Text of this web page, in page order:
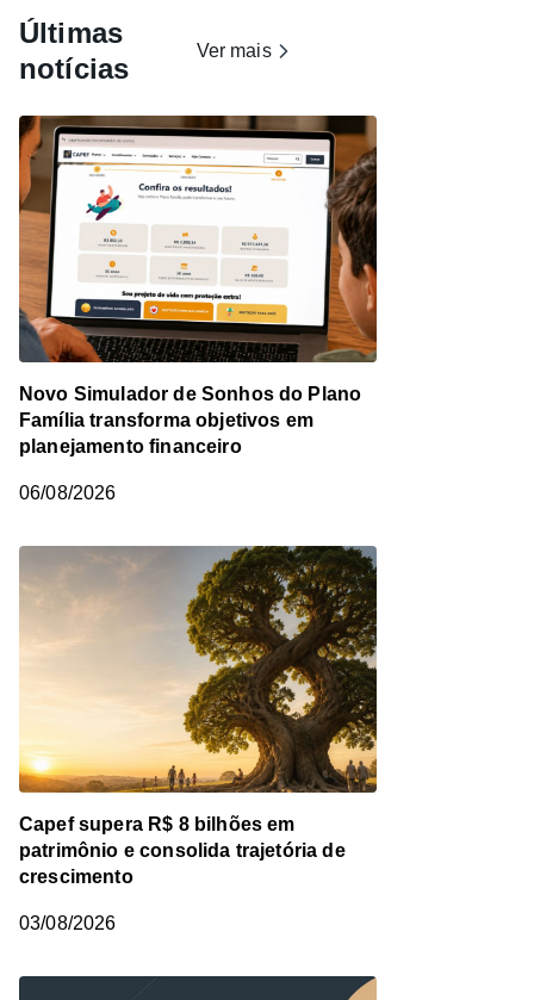
Últimas
notícias
Ver mais
Novo Simulador de Sonhos do Plano
Família transforma objetivos em
planejamento financeiro
06/08/2026
Capef supera R$ 8 bilhões em
patrimônio e consolida trajetória de
crescimento
03/08/2026